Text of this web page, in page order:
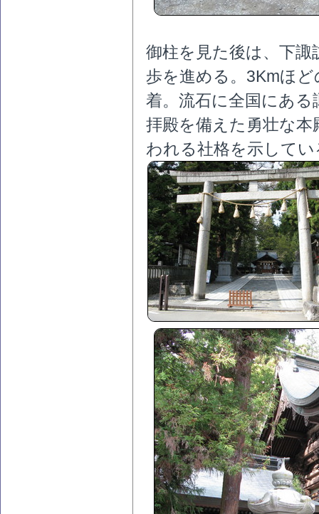
御柱を見た後は、下
歩を進める。3Kmほ
着。流石に全国にあ
拝殿を備えた勇壮な
われる社格を示してい